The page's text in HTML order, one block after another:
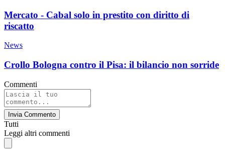
Mercato - Cabal solo in prestito con diritto di
riscatto
News
Crollo Bologna contro il Pisa: il bilancio non sorride
Commenti
Invia Commento
Tutti
Leggi altri commenti